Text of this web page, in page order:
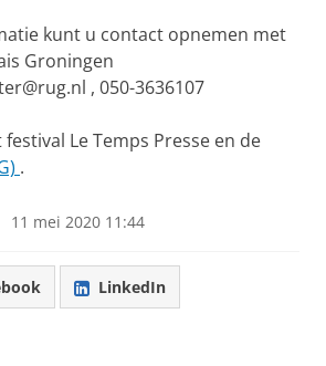
kunt u contact opnemen met
Groningen
, 050-3636107
festival Le Temps Presse en de
.
11 mei 2020 11:44
LinkedIn